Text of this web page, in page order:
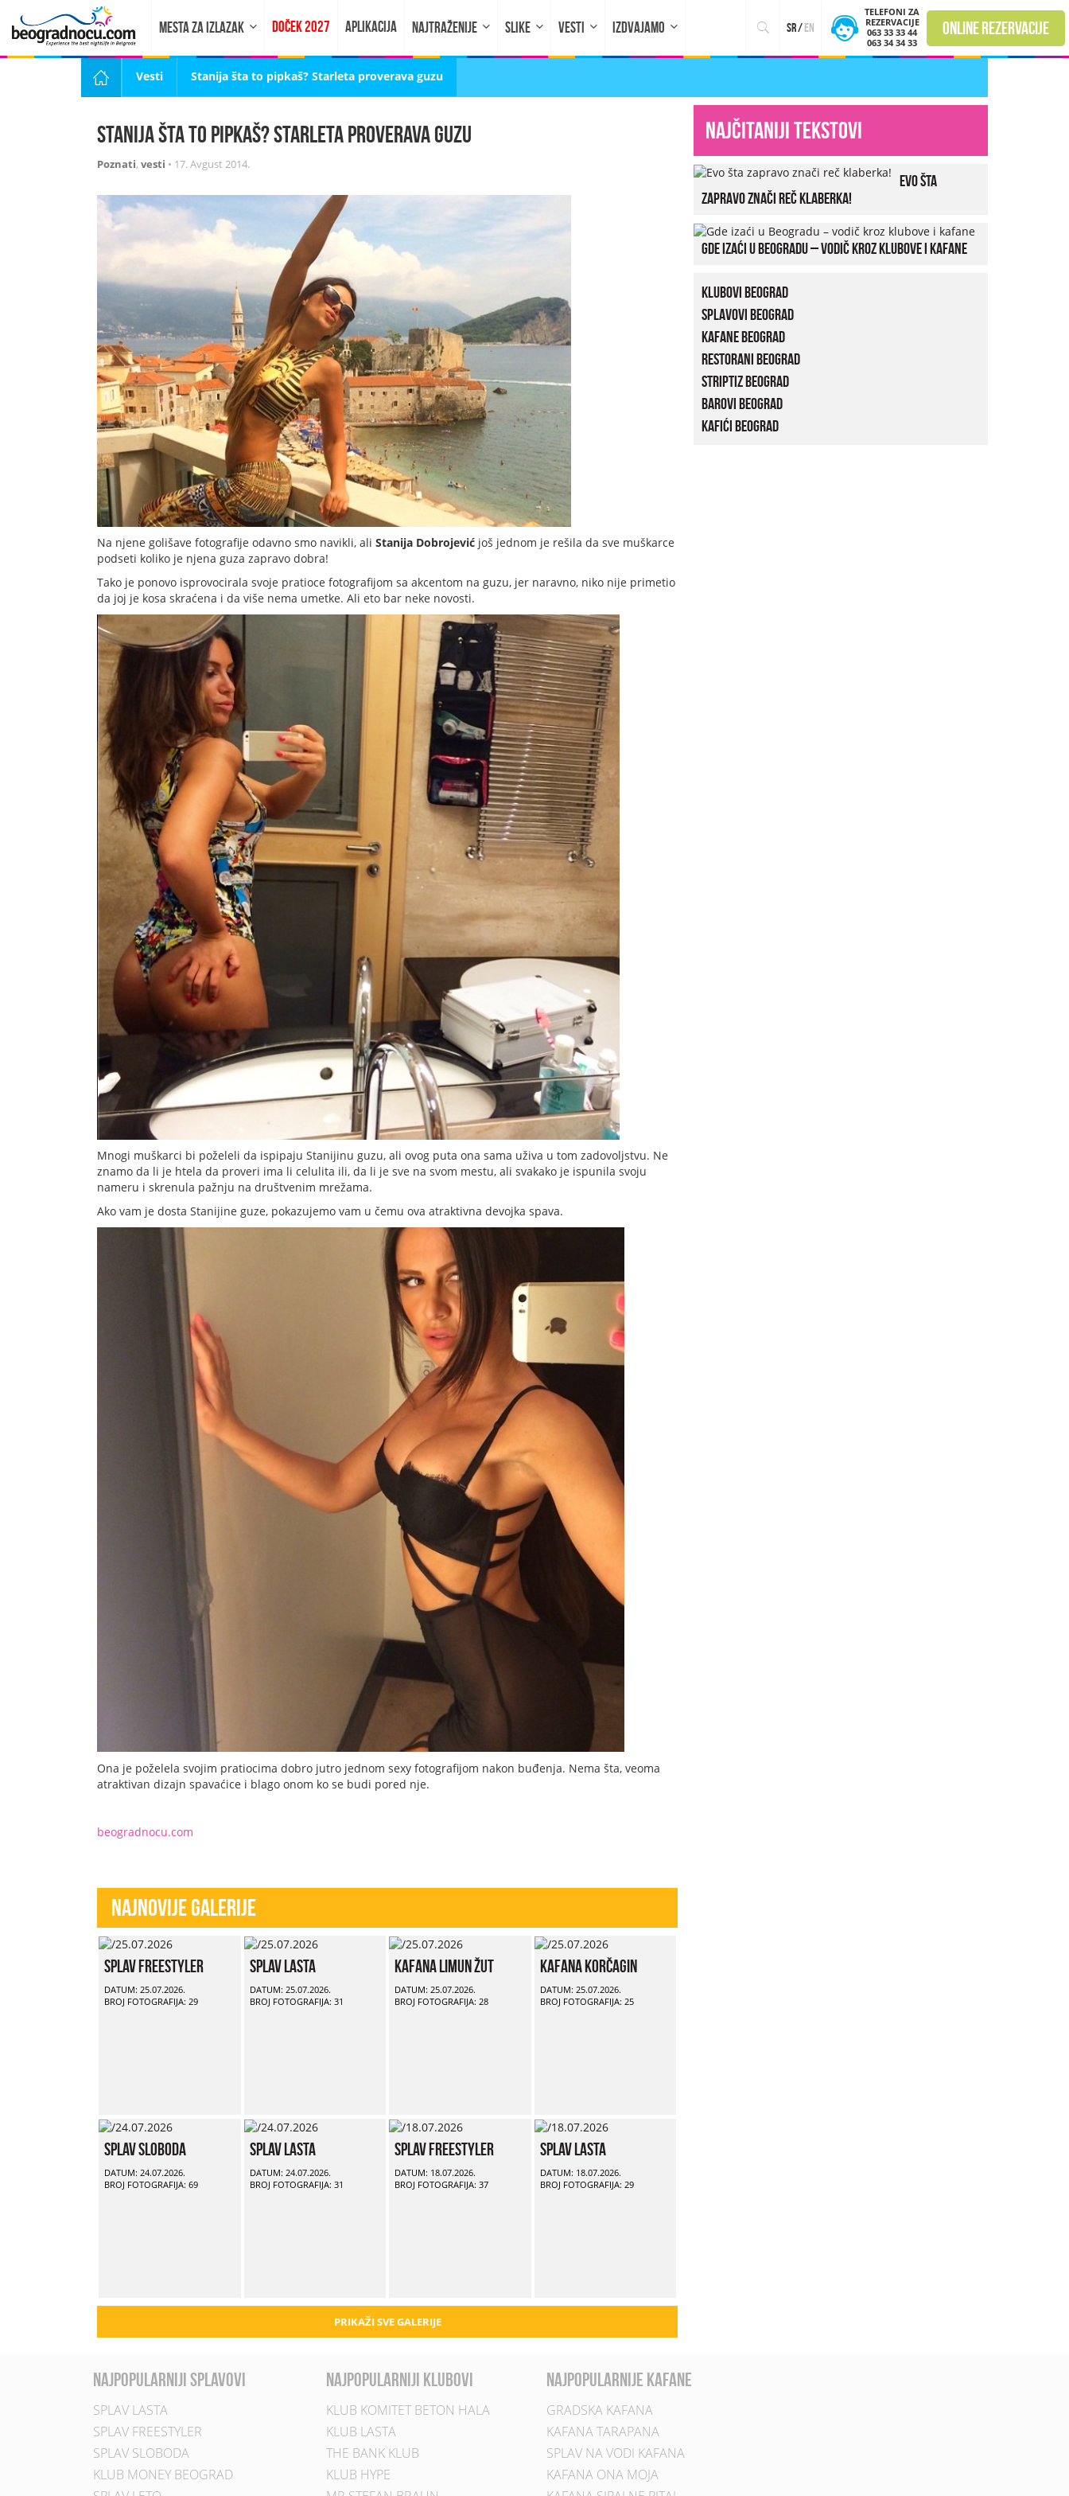
MESTA ZA IZLAZAK DOČEK 2027 APLIKACIJA NAJTRAŽENIJE SLIKE VESTI IZDVAJAMO sr/en
TELEFONI ZA
REZERVACIJE
063 33 33 44
063 34 34 33
online rezervacije
Vesti Stanija šta to pipkaš? Starleta proverava guzu
Stanija šta to pipkaš? Starleta proverava guzu
Poznati, vesti • 17. Avgust 2014.
Na njene golišave fotografije odavno smo navikli, ali Stanija Dobrojević još jednom je rešila da sve muškarce
podseti koliko je njena guza zapravo dobra!
Tako je ponovo isprovocirala svoje pratioce fotografijom sa akcentom na guzu, jer naravno, niko nije primetio
da joj je kosa skraćena i da više nema umetke. Ali eto bar neke novosti.
Mnogi muškarci bi poželeli da ispipaju Stanijinu guzu, ali ovog puta ona sama uživa u tom zadovoljstvu. Ne
znamo da li je htela da proveri ima li celulita ili, da li je sve na svom mestu, ali svakako je ispunila svoju
nameru i skrenula pažnju na društvenim mrežama.
Ako vam je dosta Stanijine guze, pokazujemo vam u čemu ova atraktivna devojka spava.
Ona je poželela svojim pratiocima dobro jutro jednom sexy fotografijom nakon buđenja. Nema šta, veoma
atraktivan dizajn spavaćice i blago onom ko se budi pored nje.
beogradnocu.com
Najnovije Galerije
Splav Freestyler
DATUM: 25.07.2026.
BROJ FOTOGRAFIJA: 29
Splav Lasta
DATUM: 25.07.2026.
BROJ FOTOGRAFIJA: 31
Kafana Limun Žut
DATUM: 25.07.2026.
BROJ FOTOGRAFIJA: 28
Kafana Korčagin
DATUM: 25.07.2026.
BROJ FOTOGRAFIJA: 25
Splav Sloboda
DATUM: 24.07.2026.
BROJ FOTOGRAFIJA: 69
Splav Lasta
DATUM: 24.07.2026.
BROJ FOTOGRAFIJA: 31
Splav Freestyler
DATUM: 18.07.2026.
BROJ FOTOGRAFIJA: 37
Splav Lasta
DATUM: 18.07.2026.
BROJ FOTOGRAFIJA: 29
PRIKAŽI SVE GALERIJE
Najčitaniji tekstovi
Evo šta
zapravo znači reč klaberka!
Gde izaći u Beogradu – vodič kroz klubove i kafane
Klubovi Beograd
Splavovi Beograd
Kafane Beograd
Restorani Beograd
Striptiz Beograd
Barovi Beograd
Kafići Beograd
najpopularniji splavovi
SPLAV LASTA
SPLAV FREESTYLER
SPLAV SLOBODA
KLUB MONEY BEOGRAD
najpopularniji klubovi
KLUB KOMITET BETON HALA
KLUB LASTA
THE BANK KLUB
KLUB HYPE
najpopularnije kafane
GRADSKA KAFANA
KAFANA TARAPANA
SPLAV NA VODI KAFANA
KAFANA ONA MOJA